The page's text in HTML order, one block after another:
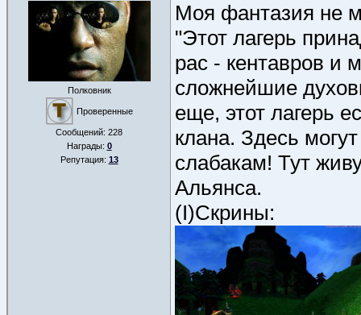
Полковник
Проверенные
Сообщений: 228
Награды: 0
Репутация: 13
Моя фантазия не
"Этот лагерь
рас - кентавров и
сложнейшие
еще, этот лагерь
клана. Здесь
слабакам! Тут
Альянса.
(I)Скрины: